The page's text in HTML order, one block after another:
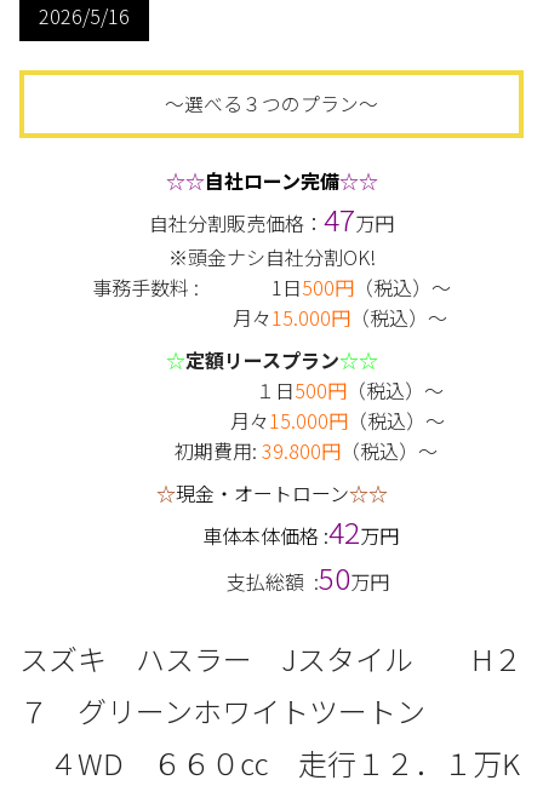
2026/5/16
～選べる３つのプラン～
☆☆自社ローン完備☆☆
自社分割販売価格： 47万円
※頭金ナシ自社分割OK!
事務手数料 : 1日500円 （税込）～
月々15.000円（税込）～
☆定額リースプラン☆☆
１日500円（税込）～
月々15.000円（税込）～
初期費用: 39.800円（税込）～
☆現金・オートローン☆☆
車体本体価格 :42万円
支払総額 :50万円
スズキ ハスラー Jスタイル H２
７ グリーンホワイトツートン
４WD ６６０㏄ 走行１２．１ 万K